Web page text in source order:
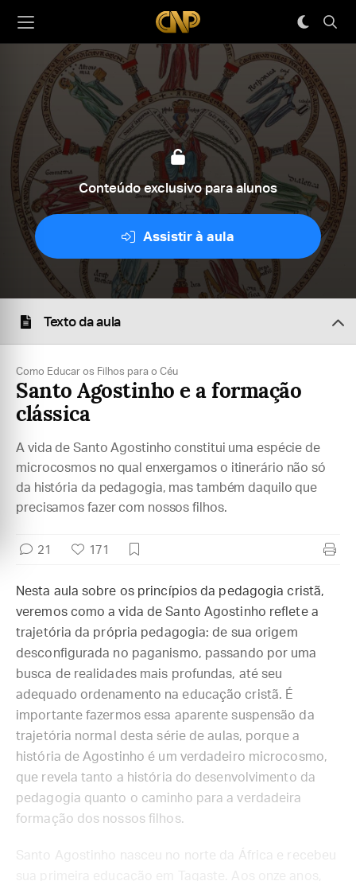
Conteúdo exclusivo para alunos
Assistir à aula
Texto da aula
Como Educar os Filhos para o Céu
Santo Agostinho e a formação
clássica
A vida de Santo Agostinho constitui uma espécie de
microcosmos no qual enxergamos o itinerário não só
da história da pedagogia, mas também daquilo que
precisamos fazer com nossos filhos.
21 171
Nesta aula sobre os princípios da pedagogia cristã,
veremos como a vida de Santo Agostinho reflete a
trajetória da própria pedagogia: de sua origem
desconfigurada no paganismo, passando por uma
busca de realidades mais profundas, até seu
adequado ordenamento na educação cristã. É
importante fazermos essa aparente suspensão da
trajetória normal desta série de aulas, porque a
história de Agostinho é um verdadeiro microcosmo,
que revela tanto a história do desenvolvimento da
pedagogia quanto o caminho para a verdadeira
formação dos nossos filhos.
Santo Agostinho nasceu no norte da África e recebeu